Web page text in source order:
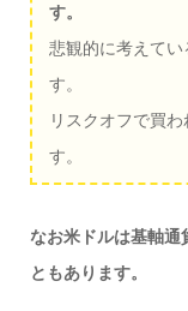
す。
悲観的に考えて
す。
リスクオフで買
す。
なお米ドルは基軸通
ともあります。